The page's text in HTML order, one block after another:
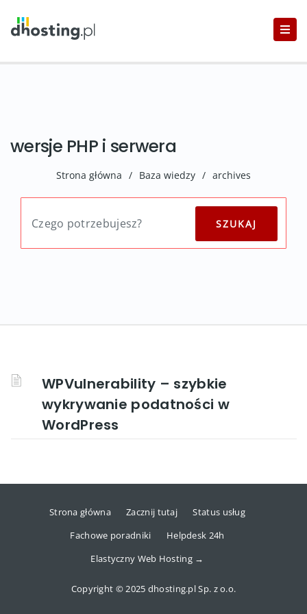
wersje PHP i serwera
Strona główna / Baza wiedzy / archives
WPVulnerability – szybkie
wykrywanie podatności w
WordPress
Strona główna Zacznij tutaj
Status usług
Fachowe poradniki
Helpdesk 24h
Elastyczny Web Hosting →
Copyright © 2025 dhosting.pl Sp. z o.o.